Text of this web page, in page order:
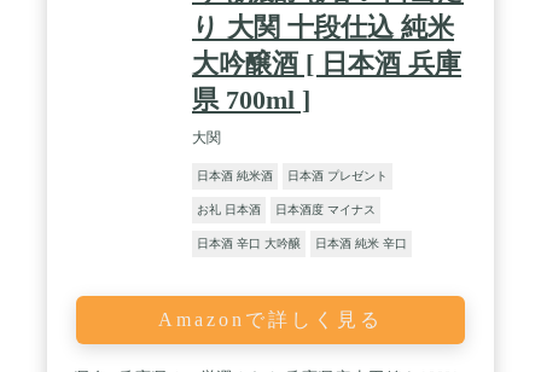
り 大関 十段仕込 純米
大吟醸酒 [ 日本酒 兵庫
県 700ml ]
大関
日本酒 純米酒 日本酒 プレゼント
お礼 日本酒 日本酒度 マイナス
日本酒 辛口 大吟醸 日本酒 純米 辛口
Amazonで詳しく見る